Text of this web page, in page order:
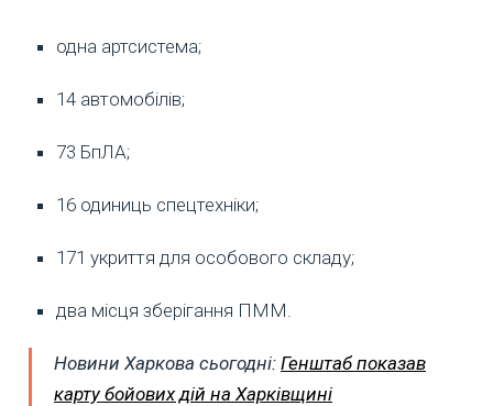
одна артсистема;
14 автомобілів;
73 БпЛА;
16 одиниць спецтехніки;
171 укриття для особового складу;
два місця зберігання ПММ.
Новини Харкова сьогодні: Генштаб показав
карту бойових дій на Харківщині